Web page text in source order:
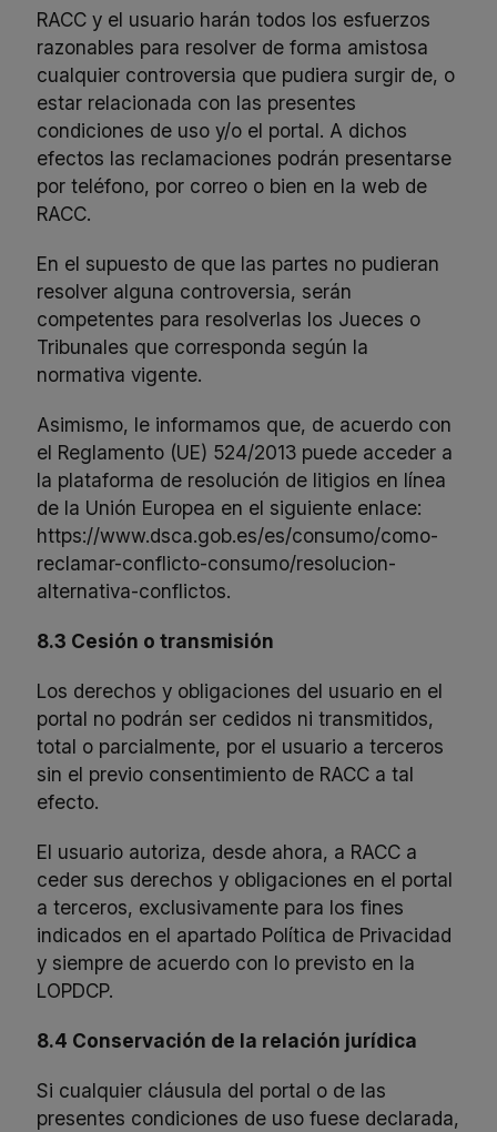
RACC y el usuario harán todos los esfuerzos
razonables para resolver de forma amistosa
cualquier controversia que pudiera surgir de, o
estar relacionada con las presentes
condiciones de uso y/o el portal. A dichos
efectos las reclamaciones podrán presentarse
por teléfono, por correo o bien en laweb de
RACC.
En el supuesto de que las partes no pudieran
resolver alguna controversia, serán
competentes para resolverlas los Jueces o
Tribunales que corresponda según la
normativa vigente.
Asimismo, le informamos que, de acuerdo con
el Reglamento (UE) 524/2013 puede acceder a
la plataforma de resolución de litigios en línea
de la Unión Europea en el siguiente enlace:
https://www.dsca.gob.es/es/consumo/como-
reclamar-conflicto-consumo/resolucion-
alternativa-conflictos.
8.3 Cesión o transmisión
Los derechos y obligaciones del usuario en el
portal no podrán ser cedidos ni transmitidos,
total o parcialmente, por el usuario a terceros
sin el previo consentimiento de RACC a tal
efecto.
El usuario autoriza, desde ahora, a RACC a
ceder sus derechos y obligaciones en el portal
a terceros, exclusivamente para los fines
indicados en el apartado Política de Privacidad
y siempre de acuerdo con lo previsto en la
LOPDCP.
8.4 Conservación de la relación jurídica
Si cualquier cláusula del portal o de las
presentes condiciones de uso fuese declarada,